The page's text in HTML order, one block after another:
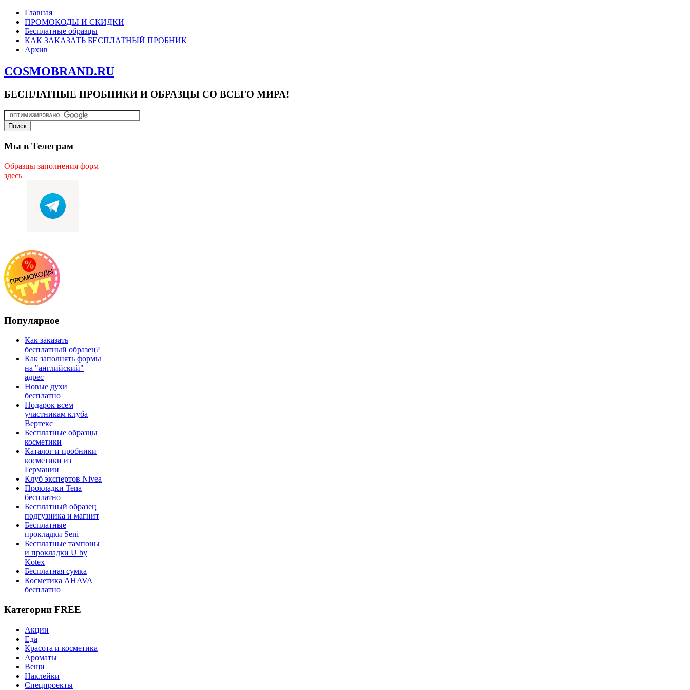
Главная
ПРОМОКОДЫ И СКИДКИ
Бесплатные образцы
КАК ЗАКАЗАТЬ БЕСПЛАТНЫЙ ПРОБНИК
Архив
COSMOBRAND.RU
БЕСПЛАТНЫЕ ПРОБНИКИ И ОБРАЗЦЫ СО ВСЕГО МИРА!
Мы в Телеграм
Образцы заполнения форм
здесь
Популярное
Как заказать
бесплатный образец?
Как заполнять формы
на "английский"
адрес
Новые духи
бесплатно
Подарок всем
участникам клуба
Вертекс
Бесплатные образцы
косметики
Каталог и пробники
косметики из
Германии
Клуб экспертов Nivea
Прокладки Tena
бесплатно
Бесплатный образец
подгузника и магнит
Бесплатные
прокладки Seni
Бесплатные тампоны
и прокладки U by
Kotex
Бесплатная сумка
Косметика AHAVA
бесплатно
Категории FREE
Акции
Еда
Красота и косметика
Ароматы
Вещи
Наклейки
Спецпроекты